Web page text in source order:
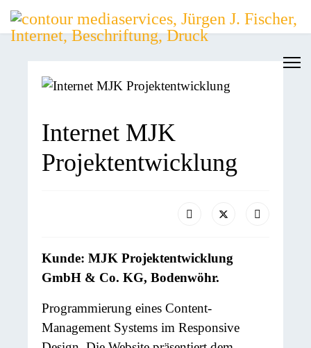
Internet MJK
Projektentwicklung
Kunde: MJK Projektentwicklung
GmbH & Co. KG, Bodenwöhr.
Programmierung eines Content-
Management Systems im Responsive